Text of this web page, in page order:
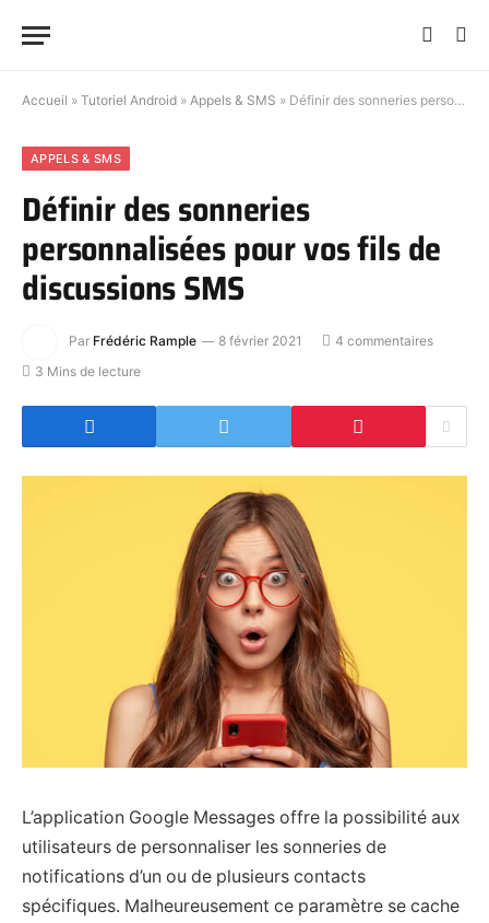
Accueil » Tutoriel Android » Appels & SMS » Définir des sonneries personnalisées pour vos fils de discussions SMS
APPELS & SMS
Définir des sonneries
personnalisées pour vos fils de
discussions SMS
Par Frédéric Rample 8 février 2021
4 commentaires
3 Mins de lecture
L’application Google Messages offre la possibilité aux
utilisateurs de personnaliser les sonneries de
notifications d’un ou de plusieurs contacts
spécifiques. Malheureusement ce paramètre se cache